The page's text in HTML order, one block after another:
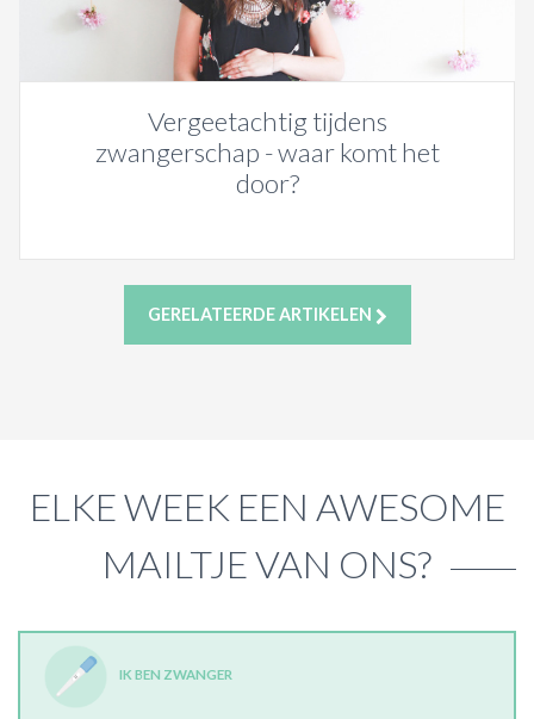
Vergeetachtig tijdens
zwangerschap - waar komt het
door?
GERELATEERDE ARTIKELEN
ELKE WEEK EEN AWESOME
MAILTJE VAN ONS?
IK BEN ZWANGER